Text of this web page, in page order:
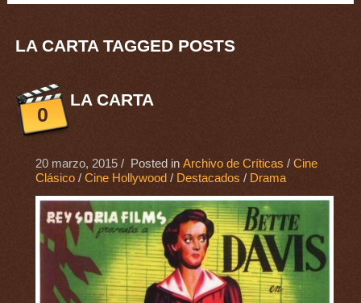
LA CARTA TAGGED POSTS
0
LA CARTA
20 marzo, 2015/ Posted in Archivo de Críticas / Cine
Clásico/ Cine Hollywood / Destacados / Drama